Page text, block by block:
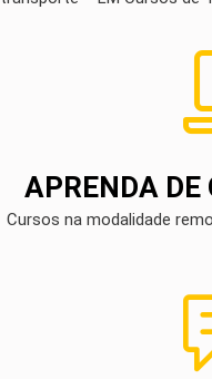
APRENDA DE
Cursos na modalidade